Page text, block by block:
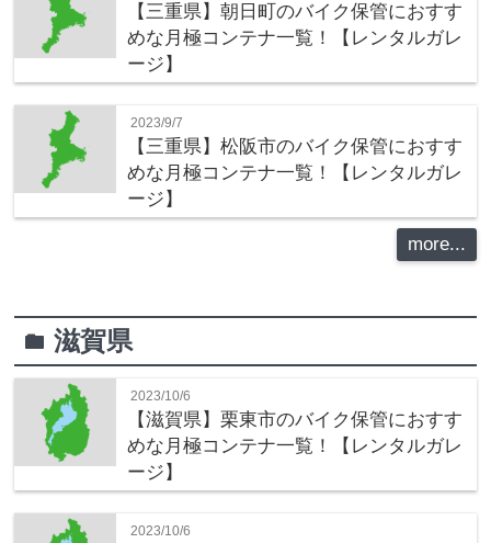
【三重県】朝日町のバイク保管におすす
めな月極コンテナ一覧！【レンタルガレ
ージ】
2023/9/7
【三重県】松阪市のバイク保管におすす
めな月極コンテナ一覧！【レンタルガレ
ージ】
more...
folder滋賀県
2023/10/6
【滋賀県】栗東市のバイク保管におすす
めな月極コンテナ一覧！【レンタルガレ
ージ】
2023/10/6